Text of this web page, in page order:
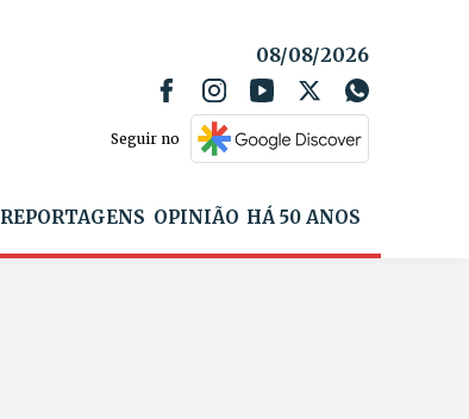
08/08/2026
Seguir no
REPORTAGENS OPINIÃO HÁ 50 ANOS